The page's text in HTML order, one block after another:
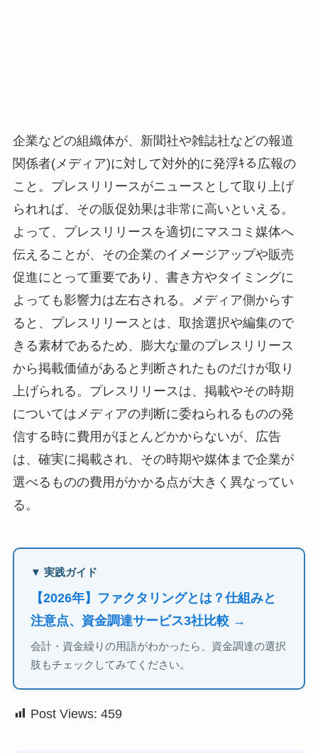
企業などの組織体が、新聞社や雑誌社などの報道
関係者(メディア)に対して対外的に発浮ｷる広報の
こと。プレスリリースがニュースとして取り上げ
られれば、その販促効果は非常に高いといえる。
よって、プレスリリースを適切にマスコミ媒体へ
伝えることが、その企業のイメージアップや販売
促進にとって重要であり、書き方やタイミングに
よっても影響力は左右される。メディア側からす
ると、プレスリリースとは、取捨選択や編集ので
きる素材であるため、膨大な量のプレスリリース
から掲載価値があると判断されたものだけが取り
上げられる。プレスリリースは、掲載やその時期
についてはメディアの判断に委ねられるものの発
信する時に費用がほとんどかからないが、広告
は、確実に掲載され、その時期や媒体まで企業が
選べるものの費用がかかる点が大きく異なってい
る。
▼ 実践ガイド
【2026年】ファクタリングとは？仕組みと
注意点、資金調達サービス3社比較 →
会計・資金繰りの用語がわかったら、資金調達の選択
肢もチェックしてみてください。
Post Views: 459